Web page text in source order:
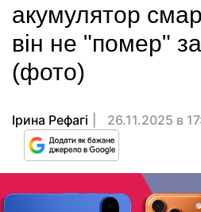
акумулятор
він не "помер"
(фото)
Ірина Рефагі 26.11.2025 в